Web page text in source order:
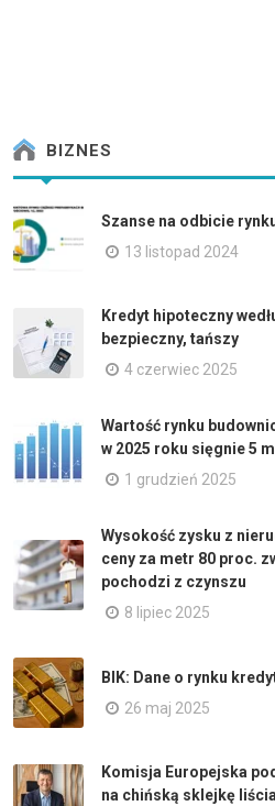
BIZNES
Szanse na odbicie
13 listopad 2024
Kredyt hipoteczny
bezpieczny, tańszy
4 czerwiec 2025
Wartość rynku
w 2025 roku sięgnie 5
1 grudzień 2025
Wysokość zysku z
ceny za metr 80 proc.
pochodzi z czynszu
8 lipiec 2025
BIK: Dane o rynku
26 maj 2025
Komisja Europejska
na chińską sklejkę